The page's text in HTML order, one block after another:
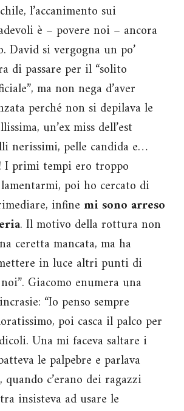
l’accanimento sui
è – povere noi – ancora
David si vergogna un po’
di passare per il “solito
ma non nega d’aver
perché non si depilava le
un’ex miss dell’est
nerissimi, pelle candida e…
I primi tempi ero troppo
poi ho cercato di
infine mi sono arreso
. Il motivo della rottura non
ceretta mancata, ma ha
in luce altri punti di
Giacomo enumera una
“Io penso sempre
poi casca il palco per
Una mi faceva saltare i
le palpebre e parlava
quando c’erano dei ragazzi
insisteva ad usare le